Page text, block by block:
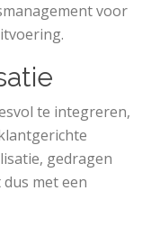
voor
te integreren,
gedragen
met een